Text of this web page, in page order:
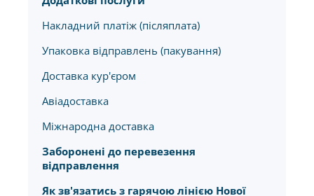
Накладний платіж (післяплата)
Упаковка відправлень (пакування)
Доставка кур'єром
Авіадоставка
Міжнародна доставка
Заборонені до перевезення
відправлення
Як зв'язатись з гарячою лінією Нової